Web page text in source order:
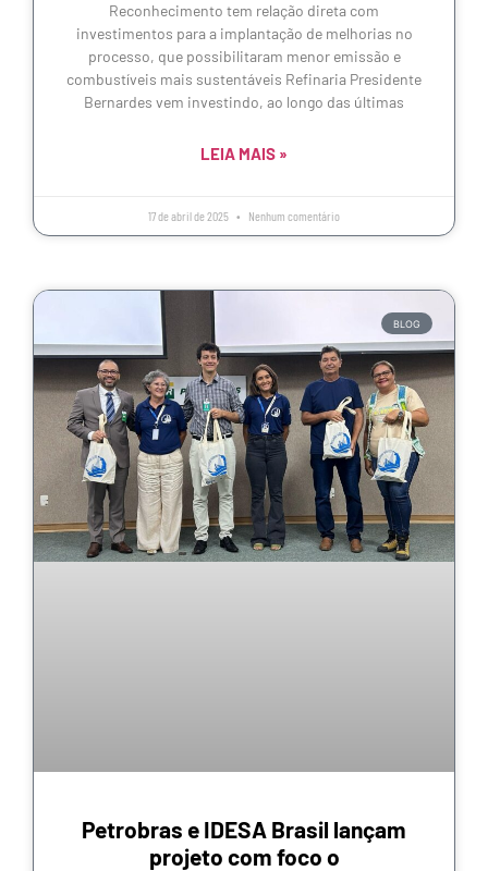
Reconhecimento tem relação direta com
investimentos para a implantação de melhorias no
processo, que possibilitaram menor emissão e
combustíveis mais sustentáveis Refinaria Presidente
Bernardes vem investindo, ao longo das últimas
LEIA MAIS »
17 de abril de 2025 Nenhum comentário
BLOG
Petrobras e IDESA Brasil lançam
projeto com foco o